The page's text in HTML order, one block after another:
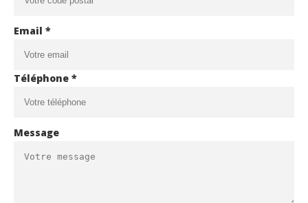
Email *
Téléphone *
Message